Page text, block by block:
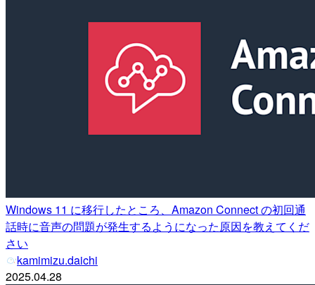
Windows 11 に移行したところ、Amazon Connect の初回通
話時に音声の問題が発生するようになった原因を教えてくだ
さい
kamimizu.daichi
2025.04.28